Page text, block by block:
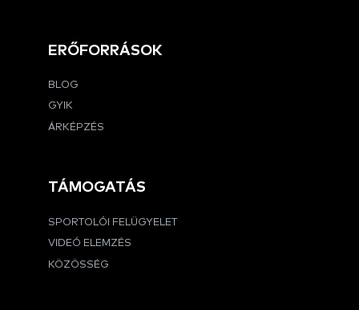
ERŐFORRÁSOK
BLOG
GYIK
ÁRKÉPZÉS
TÁMOGATÁS
SPORTOLÓI FELÜGYELET
VIDEÓ ELEMZÉS
KÖZÖSSÉG